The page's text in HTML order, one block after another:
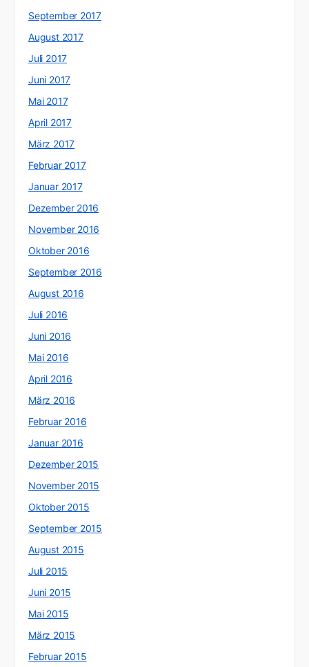
September 2017
August 2017
Juli 2017
Juni 2017
Mai 2017
April 2017
März 2017
Februar 2017
Januar 2017
Dezember 2016
November 2016
Oktober 2016
September 2016
August 2016
Juli 2016
Juni 2016
Mai 2016
April 2016
März 2016
Februar 2016
Januar 2016
Dezember 2015
November 2015
Oktober 2015
September 2015
August 2015
Juli 2015
Juni 2015
Mai 2015
März 2015
Februar 2015